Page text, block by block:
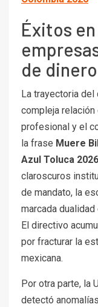
Éxitos
de
La trayectoria
compleja
profesional y el
la frase Muere
Azul Toluca 2026
claroscuros
de mandato, la
marcada
El directivo
por fracturar la
mexicana.
Por otra parte, la
detectó